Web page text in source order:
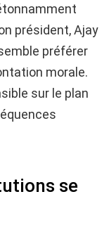
président, Ajay
préférer
morale.
sur le plan
se